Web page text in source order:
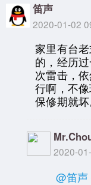
笛声
2020-01-02
家里有台
的，经历
次雷击，
行啊，不
保修期就坏
2020-
@笛声